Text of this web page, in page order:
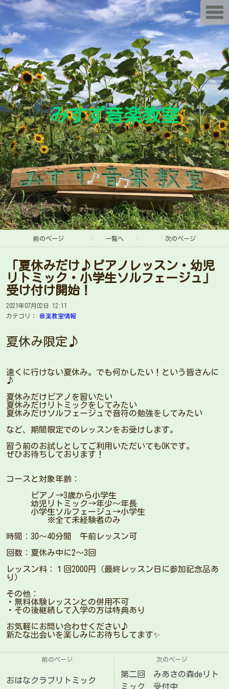
みすず音楽教室
前のページ 一覧へ 次のページ
「夏休みだけ♪ピアノレッスン・幼児
リトミック・小学生ソルフェージュ」
受け付け開始！
2021年07月02日 12:11
カテゴリ：
音楽教室情報
夏休み限定♪
遠くに行けない夏休み。でも何かしたい！という皆さんに
♪
夏休みだけピアノを習いたい
夏休みだけリトミックをしてみたい
夏休みだけソルフェージュで音符の勉強をしてみたい
など、期間限定でのレッスンをお受けします。
習う前のお試しとしてご利用いただいてもOKです。
ぜひお待ちしております！
コースと対象年齢：
ピアノ→3歳から小学生
幼児リトミック→年少〜年長
小学生ソルフェージュ→小学生
※全て未経験者のみ
時間：30〜40分間 午前レッスン可
回数：夏休み中に2〜3回
レッスン料：１回2000円（最終レッスン日に参加記念品あ
り）
その他：
・無料体験レッスンとの併用不可
・その後継続して入学の方は特典あり
お気軽にお問い合わせください♪
新たな出会いを楽しみにお待ちしてます✨
前のページ
おはなクラブリトミック
次のページ
第二回 みあさの森deリト
ミック 受付中
T
o
g
g
v
i
g
a
i
o
n